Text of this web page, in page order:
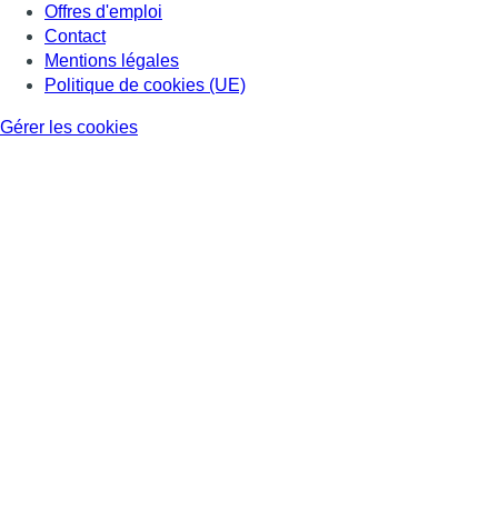
Offres d'emploi
Contact
Mentions légales
Politique de cookies (UE)
Gérer les cookies